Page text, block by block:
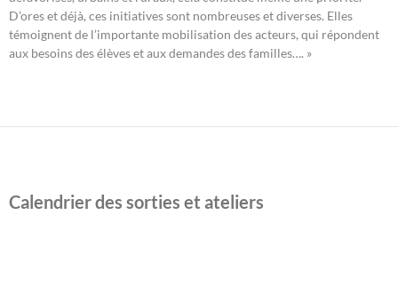
D’ores et déjà, ces initiatives sont nombreuses et diverses. Elles
témoignent de l’importante mobilisation des acteurs, qui répondent
aux besoins des élèves et aux demandes des familles…. »
Calendrier des sorties et ateliers